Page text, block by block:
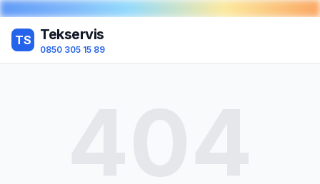
TS Tekservis
0850 305 15 89